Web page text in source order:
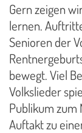
Gern zeigen
lernen.
Senioren der
bewegt. Viel
Volkslieder
Publikum zum
Auftakt zu